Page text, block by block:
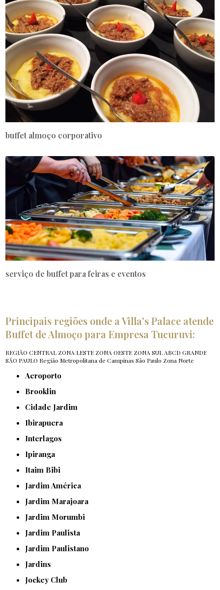
buffet almoço corporativo
serviço de buffet para feiras e eventos
Principais regiões onde a Villa's Palace atende
Buffet de Almoço para Empresa Tucuruvi:
REGIÃO CENTRAL ZONA LESTE ZONA OESTE ZONA SUL ABCD GRANDE
SÃO PAULO Região Metropolitana de Campinas São Paulo Zona Norte
Aeroporto
Brooklin
Cidade Jardim
Ibirapuera
Interlagos
Ipiranga
Itaim Bibi
Jardim América
Jardim Marajoara
Jardim Morumbi
Jardim Paulista
Jardim Paulistano
Jardins
Jockey Club